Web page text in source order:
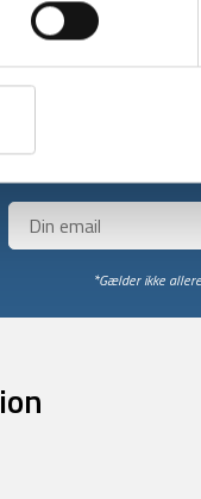
og modtag med
*Gælder ikke